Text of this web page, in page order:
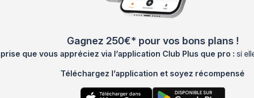
Gagnez 250€* pour vos bons plans !
que vous appréciez via l’application Club Plus que pro : si
Téléchargez l’application et soyez récompensé